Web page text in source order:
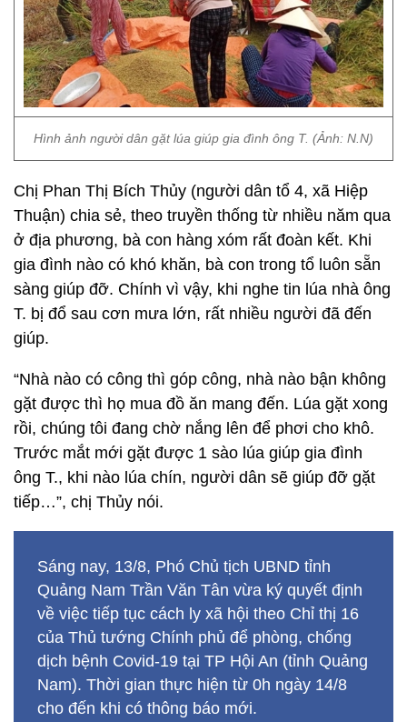
Hình ảnh người dân gặt lúa giúp gia đình ông T. (Ảnh: N.N)
Chị Phan Thị Bích Thủy (người dân tổ 4, xã Hiệp
Thuận) chia sẻ, theo truyền thống từ nhiều năm qua
ở địa phương, bà con hàng xóm rất đoàn kết. Khi
gia đình nào có khó khăn, bà con trong tổ luôn sẵn
sàng giúp đỡ. Chính vì vậy, khi nghe tin lúa nhà ông
T. bị đổ sau cơn mưa lớn, rất nhiều người đã đến
giúp.
“Nhà nào có công thì góp công, nhà nào bận không
gặt được thì họ mua đồ ăn mang đến. Lúa gặt xong
rồi, chúng tôi đang chờ nắng lên để phơi cho khô.
Trước mắt mới gặt được 1 sào lúa giúp gia đình
ông T., khi nào lúa chín, người dân sẽ giúp đỡ gặt
tiếp…”, chị Thủy nói.
Sáng nay, 13/8, Phó Chủ tịch UBND tỉnh
Quảng Nam Trần Văn Tân vừa ký quyết định
về việc tiếp tục cách ly xã hội theo Chỉ thị 16
của Thủ tướng Chính phủ để phòng, chống
dịch bệnh Covid-19 tại TP Hội An (tỉnh Quảng
Nam). Thời gian thực hiện từ 0h ngày 14/8
cho đến khi có thông báo mới.